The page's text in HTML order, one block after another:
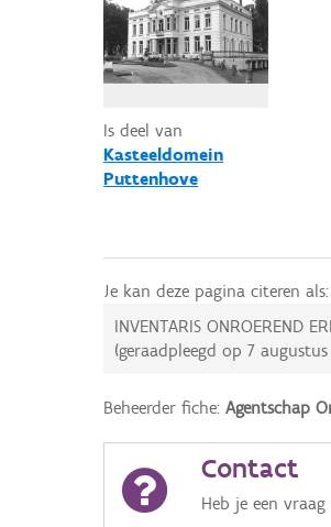
Is deel van
Kasteeldomein
Puttenhove
Je kan deze pagina citeren als:
INVENTARIS ONROEREND
(geraadpleegd op7
Beheerder fiche:Agentschap
Contact
Heb je een